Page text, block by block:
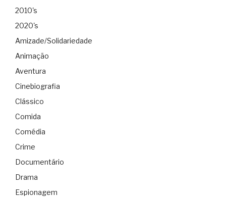
2010's
2020's
Amizade/Solidariedade
Animação
Aventura
Cinebiografia
Clássico
Comida
Comédia
Crime
Documentário
Drama
Espionagem